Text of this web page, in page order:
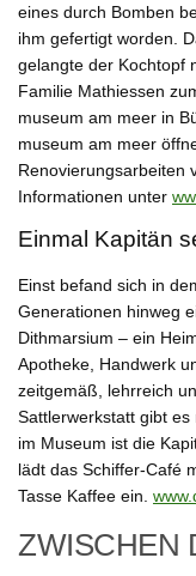
eines durch Bomben
ihm gefertigt worden.
gelangte der Kochtopf
Familie Mathiessen
museum am meer in
museum am meer
Renovierungsarbeiten
Informationen unter
Einmal Kapitän
Einst befand sich in
Generationen hinweg
Dithmarsium – ein
Apotheke, Handwerk
zeitgemäß, lehrreich
Sattlerwerkstatt gibt
im Museum ist die
lädt das Schiffer-Café
Tasse Kaffee ein.
ZWISCHEN